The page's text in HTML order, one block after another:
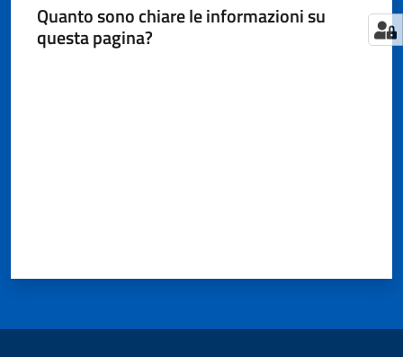
Seguici
Quanto sono chiare le informazioni su
questa pagina?